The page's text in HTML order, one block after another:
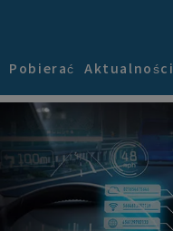
Pobierać Aktualności